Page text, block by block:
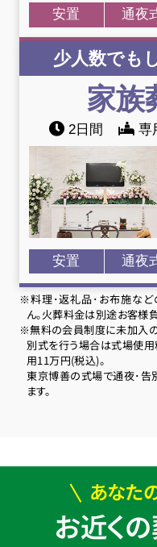
安置 通夜
少人数でも
家族
2日間 専
安置 通夜
※料理･返礼品･お布施など
ん。火葬料金は別途お客様
※無料の会員制度に未加入
別式を行う場合は式場使
用11万円(税込)。
東京博善の式場で通夜･告
ます。
あなた
お近く